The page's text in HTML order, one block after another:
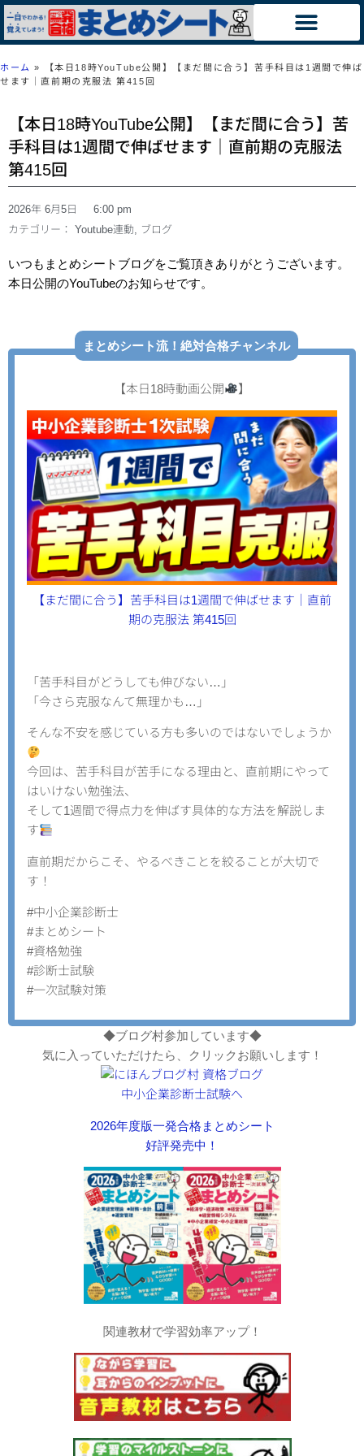
ホーム »
【本日18時YouTube公開】【まだ間に合う】苦手科目は1週間で伸ば
せます｜直前期の克服法 第415回
【本日18時YouTube公開】【まだ間に合う】苦
手科目は1週間で伸ばせます｜直前期の克服法
第415回
2026年 6月5日
6:00 pm
カテゴリー： Youtube連動, ブログ
いつもまとめシートブログをご覧頂きありがとうございます。
本日公開のYouTubeのお知らせです。
まとめシート流！絶対合格チャンネル
【本日18時動画公開 】
【まだ間に合う】苦手科目は1週間で伸ばせます｜直前
期の克服法 第415回
「苦手科目がどうしても伸びない…」
「今さら克服なんて無理かも…」
そんな不安を感じている方も多いのではないでしょうか
今回は、苦手科目が苦手になる理由と、直前期にやって
はいけない勉強法、
そして1週間で得点力を伸ばす具体的な方法を解説しま
す
直前期だからこそ、やるべきことを絞ることが大切で
す！
#中小企業診断士
#まとめシート
#資格勉強
#診断士試験
#一次試験対策
◆ブログ村参加しています◆
気に入っていただけたら、クリックお願いします！
2026年度版一発合格まとめシート
好評発売中！
関連教材で学習効率アップ！